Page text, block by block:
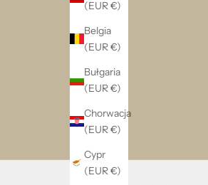
(EUR €)
Belgia
(EUR €)
Bułgaria
(EUR €)
Chorwacja
(EUR €)
Cypr
(EUR €)